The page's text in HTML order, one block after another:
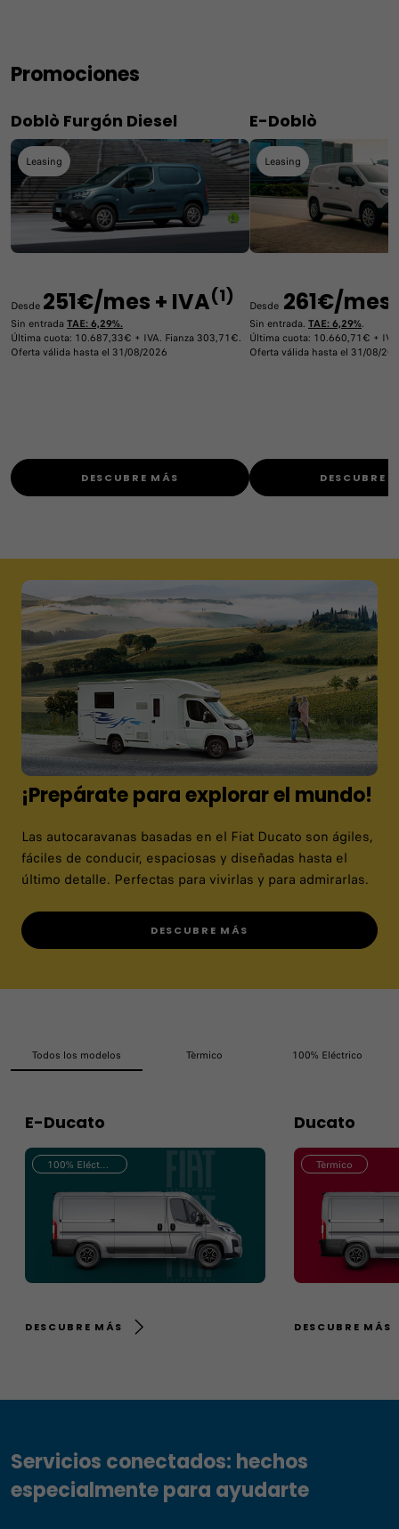
Eléctrico a precio de Diesel
desde 19.500€+IVA(*).
Con estación de carga eProWallbox Move** de
regalo.
CONOCER MÁS
OFERTAS EN STOCK
Promociones
Doblò Furgón Diesel
Leasing
Desde 251€/mes + IVA(1)
Sin entradaTAE: 6,29%.
Última cuota: 10.687,33€ + IVA. Fianza 303,71€.
Oferta válida hasta el 31/08/2026
DESCUBRE MÁS
E-Doblò
Leasing
Desde 261€/mes
Sin entrada. TAE: 6,29%.
Última cuota: 10.660,71€ +
Oferta válida hasta el 31/08/
DESCUBRE
¡Prepárate para explorar el mundo!
Las autocaravanas basadas en el Fiat Ducato son ágiles,
fáciles de conducir, espaciosas y diseñadas hasta el
último detalle. Perfectas para vivirlas y para admirarlas.
DESCUBRE MÁS
Todos los modelos Tèrmico 100% Eléctrico
E-Ducato
100% Eléctrico
DESCUBRE MÁS
Ducato
Tèrmico
DESCUBRE MÁS
Servicios conectados: hechos
especialmente para ayudarte